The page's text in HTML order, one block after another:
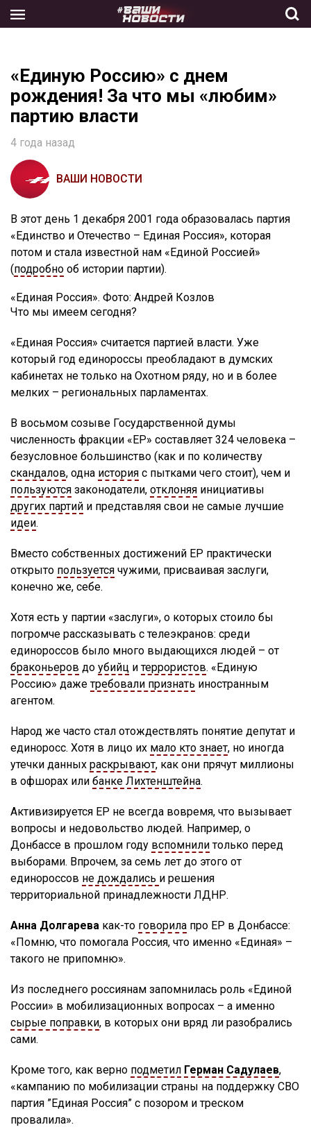
the
«Единую Россию» с днем
рождения! За что мы «любим»
партию власти
4 года назад
ВАШИ НОВОСТИ
В этот день 1 декабря 2001 года образовалась партия
«Единство и Отечество – Единая Россия», которая
потом и стала известной нам «Единой Россией»
(подробно об истории партии).
«Единая Россия». Фото: Андрей Козлов
Что мы имеем сегодня?
«Единая Россия» считается партией власти. Уже
который год единороссы преобладают в думских
кабинетах не только на Охотном ряду, но и в более
мелких – региональных парламентах.
В восьмом созыве Государственной думы
численность фракции «ЕР» составляет 324 человека –
безусловное большинство (как и по количеству
скандалов, одна история с пытками чего стоит), чем и
пользуются законодатели, отклоняя инициативы
других партий и представляя свои не самые лучшие
идеи.
Вместо собственных достижений ЕР практически
открыто пользуется чужими, присваивая заслуги,
конечно же, себе.
Хотя есть у партии «заслуги», о которых стоило бы
погромче рассказывать с телеэкранов: среди
единороссов было много выдающихся людей – от
браконьеров до убийц итеррористов. «Единую
Россию» дажетребовали признать иностранным
агентом.
Народ же часто стал отождествлять понятие депутат и
единоросс. Хотя в лицо их мало кто знает, но иногда
утечки данных раскрывают, как они прячут миллионы
в офшорах или банке Лихтенштейна.
Активизируется ЕР не всегда вовремя, что вызывает
вопросы и недовольство людей. Например, о
Донбассе в прошлом году вспомнилитолько перед
выборами. Впрочем, за семь лет до этого от
единороссов не дождались и решения
территориальной принадлежности ЛДНР.
Анна Долгарева как-то говорила про ЕР в Донбассе:
«Помню, что помогала Россия, что именно «Единая» –
такого не припомню».
Из последнего россиянам запомнилась роль «Единой
России» в мобилизационных вопросах – а именно
сырые поправки, в которых они вряд ли разобрались
сами.
Кроме того, как верно подметил Герман Садулаев,
«кампанию по мобилизации страны на поддержку СВО
партия ”Единая Россия” с позором и треском
провалила».